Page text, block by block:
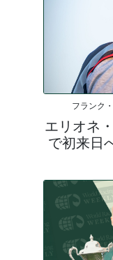
フランク
エリオネ
で初来日